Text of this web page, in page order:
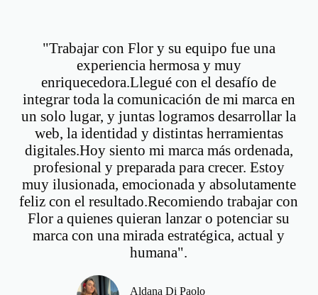
"Trabajar con Flor y su equipo fue una
experiencia hermosa y muy
enriquecedora.Llegué con el desafío de
integrar toda la comunicación de mi marca en
un solo lugar, y juntas logramos desarrollar la
web, la identidad y distintas herramientas
digitales.Hoy siento mi marca más ordenada,
profesional y preparada para crecer. Estoy
muy ilusionada, emocionada y absolutamente
feliz con el resultado.Recomiendo trabajar con
Flor a quienes quieran lanzar o potenciar su
marca con una mirada estratégica, actual y
humana".
Aldana Di Paolo